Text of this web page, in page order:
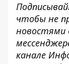
чтобы не
новостями
канале